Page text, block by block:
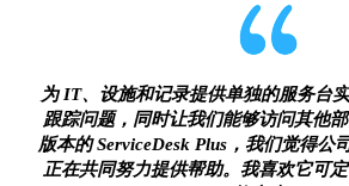
为 IT、设施和记录提供单独的服务台
跟踪问题，同时让我们能够访问其他
版本的 ServiceDesk Plus，我们觉得公
正在共同努力提供帮助。我喜欢它可